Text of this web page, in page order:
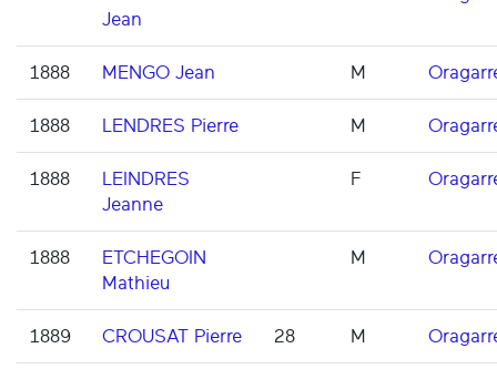
Jean
1888 MENGO Jean M
1888 LENDRES Pierre M
1888
LEINDRES
Jeanne
F
1888
ETCHEGOIN
Mathieu
M
1889 CROUSAT Pierre 28 M